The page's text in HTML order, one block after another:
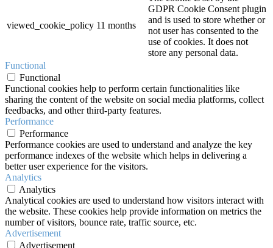
viewed_cookie_policy 11 months
GDPR Cookie Consent plugin
and is used to store whether or
not user has consented to the
use of cookies. It does not
store any personal data.
Functional
Functional
Functional cookies help to perform certain functionalities like
sharing the content of the website on social media platforms, collect
feedbacks, and other third-party features.
Performance
Performance
Performance cookies are used to understand and analyze the key
performance indexes of the website which helps in delivering a
better user experience for the visitors.
Analytics
Analytics
Analytical cookies are used to understand how visitors interact with
the website. These cookies help provide information on metrics the
number of visitors, bounce rate, traffic source, etc.
Advertisement
Advertisement